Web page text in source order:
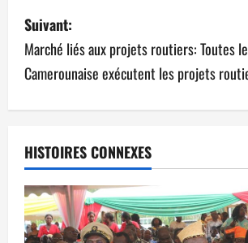
Suivant:
Marché liés aux projets routiers: Toutes
Camerounaise exécutent les projets
HISTOIRES CONNEXES